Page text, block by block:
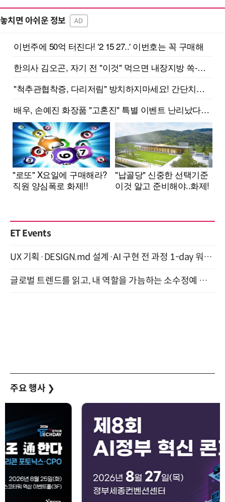
놓치면 아쉬운 정보 AD
ET Events
UX 기획·DESIGN.md 설계·AI 구현 전 과정 1-day 워크숍 with Claude Code·Codex 9월 15일 개최
글로벌 트렌드를 읽고, 내 역할을 가늠하는 소수정예 실습 워크숍 (8/28)
주요 행사 ❯